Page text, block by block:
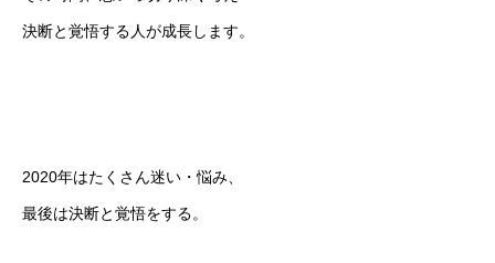
決断と覚悟する人が成長します。
2020年はたくさん迷い・悩み、
最後は決断と覚悟をする。